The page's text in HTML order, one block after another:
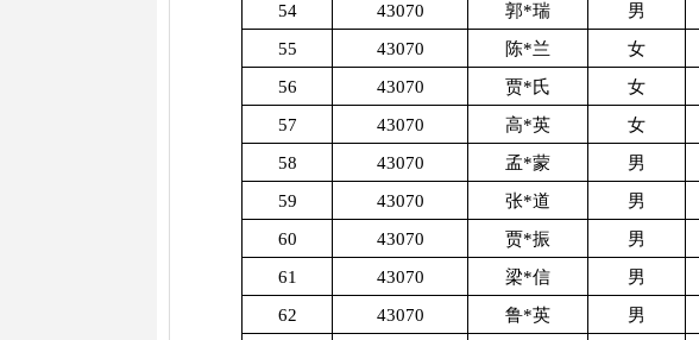
54
43070 郭*瑞 男
55
43070 陈*兰 女
56
43070 贾*氏 女
57
43070 高*英 女
58
43070 孟*蒙 男
59
43070 张*道 男
60
43070 贾*振 男
61
43070 梁*信 男
62
43070 鲁*英 男